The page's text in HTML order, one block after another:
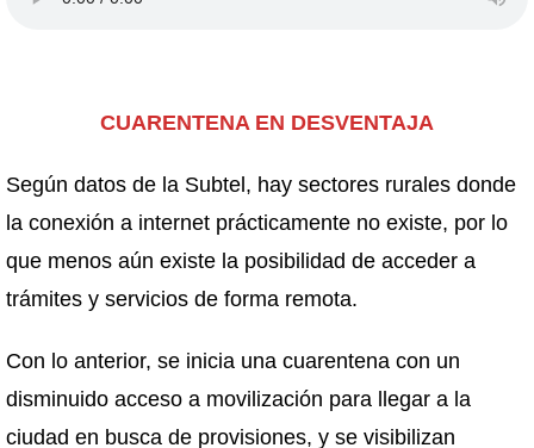
CUARENTENA EN DESVENTAJA
Según datos de la Subtel, hay sectores rurales donde
la conexión a internet prácticamente no existe, por lo
que menos aún existe la posibilidad de acceder a
trámites y servicios de forma remota.
Con lo anterior, se inicia una cuarentena con un
disminuido acceso a movilización para llegar a la
ciudad en busca de provisiones, y se visibilizan